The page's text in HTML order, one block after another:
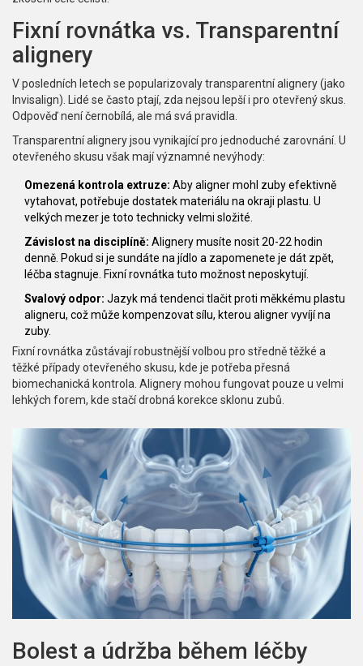
Fixní rovnátka vs. Transparentní
alignery
V posledních letech se popularizovaly transparentní alignery (jako
Invisalign). Lidé se často ptají, zda nejsou lepší i pro otevřený skus.
Odpověď není černobílá, ale má svá pravidla.
Transparentní alignery jsou vynikající pro jednoduché zarovnání. U
otevřeného skusu však mají významné nevýhody:
Omezená kontrola extruze: Aby aligner mohl zuby efektivně
vytahovat, potřebuje dostatek materiálu na okraji plastu. U
velkých mezer je toto technicky velmi složité.
Závislost na disciplíně: Alignery musíte nosit 20-22 hodin
denně. Pokud si je sundáte na jídlo a zapomenete je dát zpět,
léčba stagnuje. Fixní rovnátka tuto možnost neposkytují.
Svalový odpor: Jazyk má tendenci tlačit proti měkkému plastu
aligneru, což může kompenzovat sílu, kterou aligner vyvíjí na
zuby.
Fixní rovnátka zůstávají robustnější volbou pro středně těžké a
těžké případy otevřeného skusu, kde je potřeba přesná
biomechanická kontrola. Alignery mohou fungovat pouze u velmi
lehkých forem, kde stačí drobná korekce sklonu zubů.
Bolest a údržba během léčby